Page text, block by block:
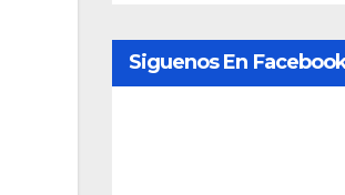
Siguenos En